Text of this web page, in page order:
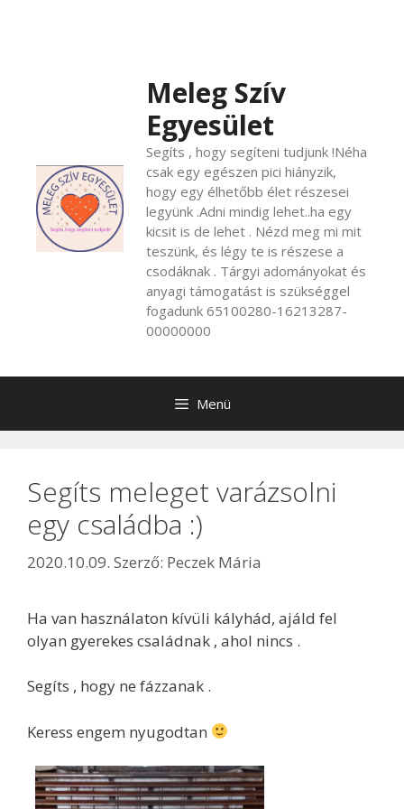
Meleg Szív
Egyesület
Segíts , hogy segíteni tudjunk !Néha
csak egy egészen pici hiányzik,
hogy egy élhetőbb élet részesei
legyünk .Adni mindig lehet..ha egy
kicsit is de lehet . Nézd meg mi mit
teszünk, és légy te is részese a
csodáknak . Tárgyi adományokat és
anyagi támogatást is szükséggel
fogadunk 65100280-16213287-
00000000
Menü
Segíts meleget varázsolni
egy családba :)
2020.10.09. Szerző: Peczek Mária
Ha van használaton kívüli kályhád, ajáld fel
olyan gyerekes családnak , ahol nincs .
Segíts , hogy ne fázzanak .
Keress engem nyugodtan